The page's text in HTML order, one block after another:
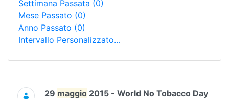
Settimana Passata (0)
Mese Passato (0)
Anno Passato (0)
Intervallo Personalizzato…
Ricerca
29 maggio 2015 - World No Tobacco Day